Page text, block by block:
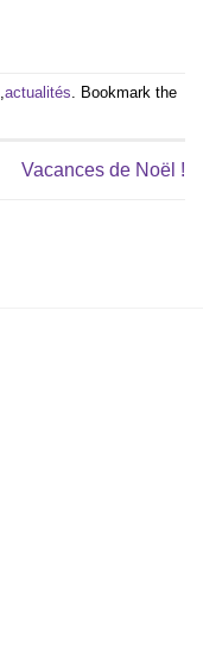
,actualités. Bookmark the
Vacances de Noël !